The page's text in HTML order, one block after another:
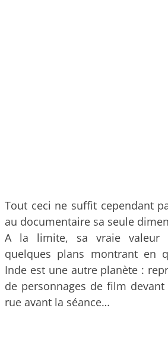
Tout ceci ne suffit cependant
au documentaire sa seule
A la limite, sa vraie valeur
quelques plans montrant en
Inde est une autre planète :
de personnages de film
rue avant la séance…